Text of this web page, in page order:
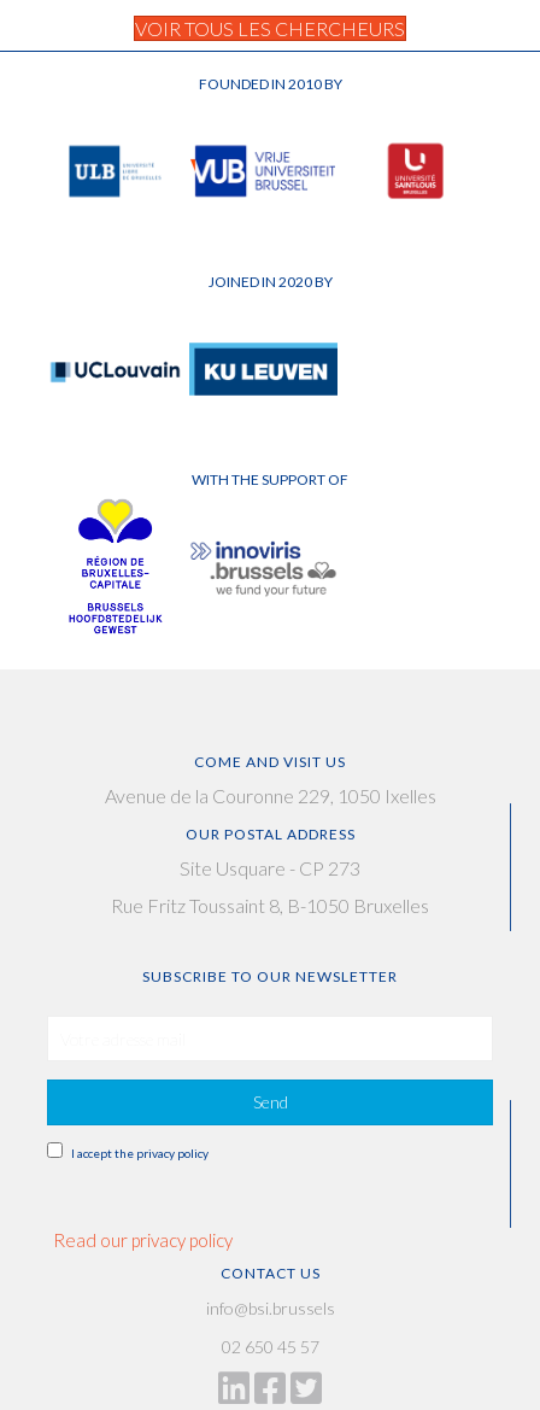
VOIR TOUS LES CHERCHEURS
FOUNDED IN 2010 BY
JOINED IN 2020 BY
WITH THE SUPPORT OF
COME AND VISIT US
Avenue de la Couronne 229, 1050 Ixelles
OUR POSTAL ADDRESS
Site Usquare - CP 273
Rue Fritz Toussaint 8, B-1050 Bruxelles
SUBSCRIBE TO OUR NEWSLETTER
Send
I accept the privacy policy
Read our privacy policy
CONTACT US
info@bsi.brussels
02 650 45 57